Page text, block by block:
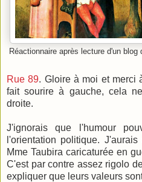
Réactionnaire après lecture d'un blog
Rue 89. Gloire à moi et merci
fait sourire à gauche, cela
droite.
J'ignorais que l'humour
l'orientation politique.
Mme Taubira caricaturée en
C'est par contre assez rigolo
expliquer que leurs valeurs